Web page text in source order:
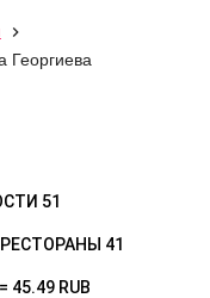

Георгиева
51
РЕСТОРАНЫ 41
45.49 RUB